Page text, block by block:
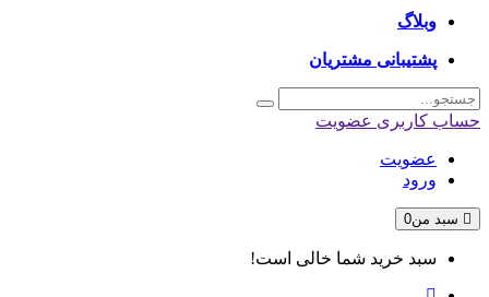
وبلاگ
پشتیبانی مشتریان
کاربری عضویت
عضویت
ورود
سبد من0
سبد خرید شما خالی است!